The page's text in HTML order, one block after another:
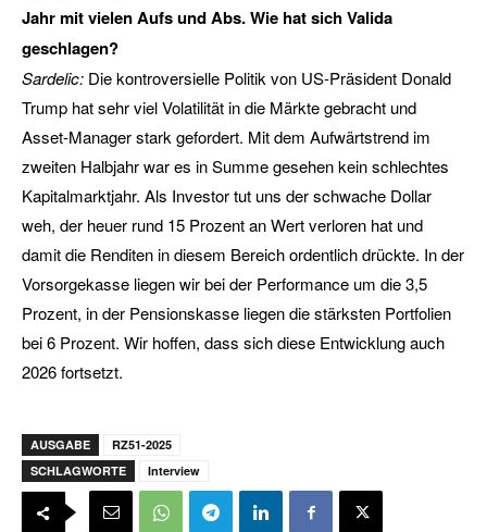
Jahr mit vielen Aufs und Abs. Wie hat sich Valida
geschlagen?
Sardelic: Die kontroversielle Politik von US-Präsident Donald
Trump hat sehr viel Volatilität in die Märkte gebracht und
Asset-Manager stark gefordert. Mit dem Aufwärtstrend im
zweiten Halbjahr war es in Summe gesehen kein schlechtes
Kapitalmarktjahr. Als Investor tut uns der schwache Dollar
weh, der heuer rund 15 Prozent an Wert verloren hat und
damit die Renditen in diesem Bereich ordentlich drückte. In der
Vorsorgekasse liegen wir bei der Performance um die 3,5
Prozent, in der Pensionskasse liegen die stärksten Portfolien
bei 6 Prozent. Wir hoffen, dass sich diese Entwicklung auch
2026 fortsetzt.
AUSGABE
RZ51-2025
SCHLAGWORTE
Interview